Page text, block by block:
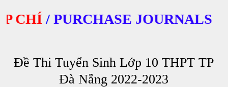
/PURCHASE JOURNALS
Đề Thi Tuyển Sinh Lớp 10 THPT TP
Đà Nẵng 2022-2023